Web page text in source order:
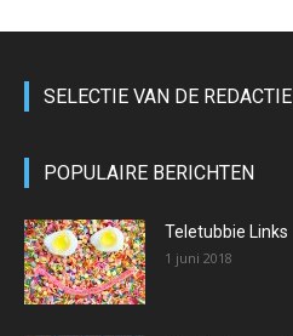
SELECTIE VAN DE REDACTIE
POPULAIRE BERICHTEN
Teletubbie Links
1 juni 2018